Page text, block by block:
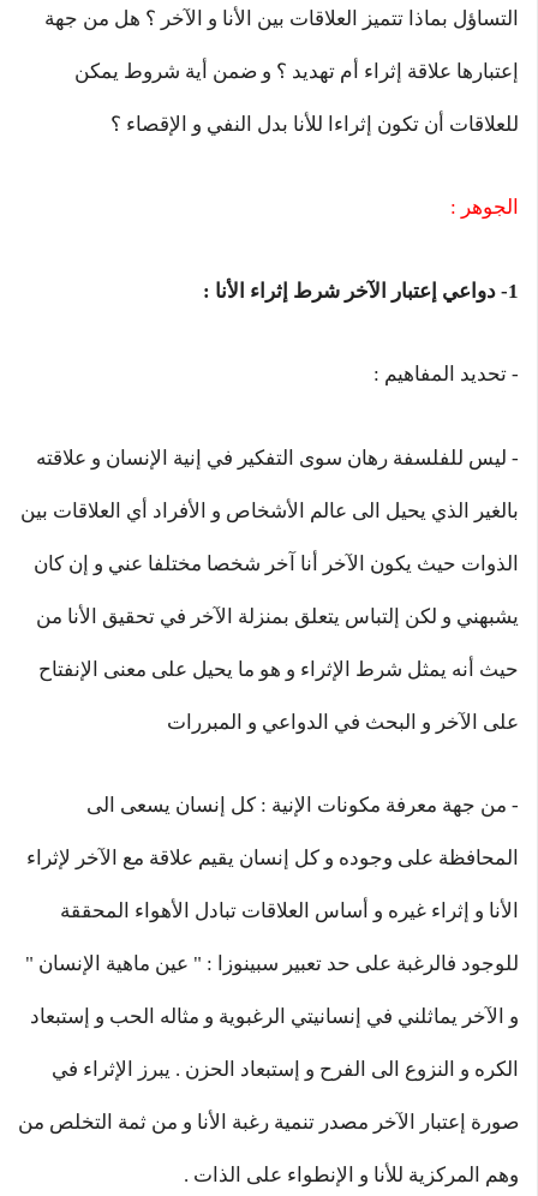
التساؤل بماذا تتميز العلاقات بين الأنا و الآخر ؟ هل من جهة
إعتبارها علاقة إثراء أم تهديد ؟ و ضمن أية شروط يمكن
للعلاقات أن تكون إثراءا للأنا بدل النفي و الإقصاء ؟
الجوهر :
1- دواعي إعتبار الآخر شرط إثراء الأنا :
- تحديد المفاهيم :
- ليس للفلسفة رهان سوى التفكير في إنية الإنسان و علاقته
بالغير الذي يحيل الى عالم الأشخاص و الأفراد أي العلاقات بين
الذوات حيث يكون الآخر أنا آخر شخصا مختلفا عني و إن كان
يشبهني و لكن إلتباس يتعلق بمنزلة الآخر في تحقيق الأنا من
حيث أنه يمثل شرط الإثراء و هو ما يحيل على معنى الإنفتاح
على الآخر و البحث في الدواعي و المبررات
- من جهة معرفة مكونات الإنية : كل إنسان يسعى الى
المحافظة على وجوده و كل إنسان يقيم علاقة مع الآخر لإثراء
الأنا و إثراء غيره و أساس العلاقات تبادل الأهواء المحققة
للوجود فالرغبة على حد تعبير سبينوزا : " عين ماهية الإنسان "
و الآخر يماثلني في إنسانيتي الرغبوية و مثاله الحب و إستبعاد
الكره و النزوع الى الفرح و إستبعاد الحزن . يبرز الإثراء في
صورة إعتبار الآخر مصدر تنمية رغبة الأنا و من ثمة التخلص من
وهم المركزية للأنا و الإنطواء على الذات .